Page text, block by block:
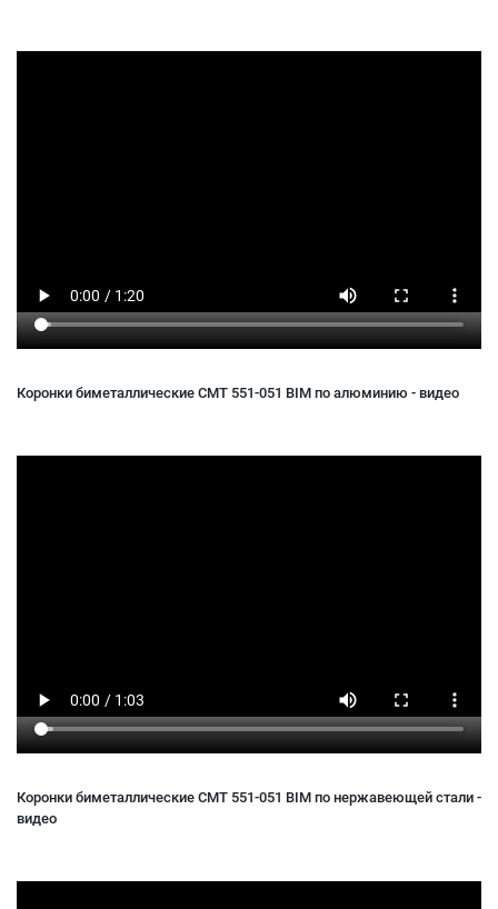
Коронки биметаллические CMT 551-051 BIM по алюминию - видео
Коронки биметаллические CMT 551-051 BIM по нержавеющей стали -
видео